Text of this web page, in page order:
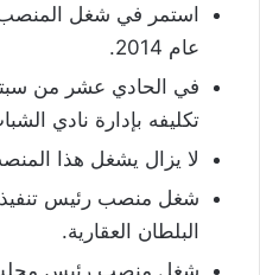
استمر في شغل
عام 2014.
تكليفه بإدارة نادي
لا يزال يشغل هذا
شغل منصب رئيس
البلطان العقارية.
شغل منصب رئيس مجلس